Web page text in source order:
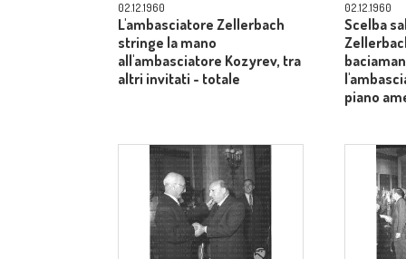
02.12.1960
L'ambasciatore Zellerbach
stringe la mano
all'ambasciatore Kozyrev, tra
altri invitati - totale
02.12.1960
Scelba
piano